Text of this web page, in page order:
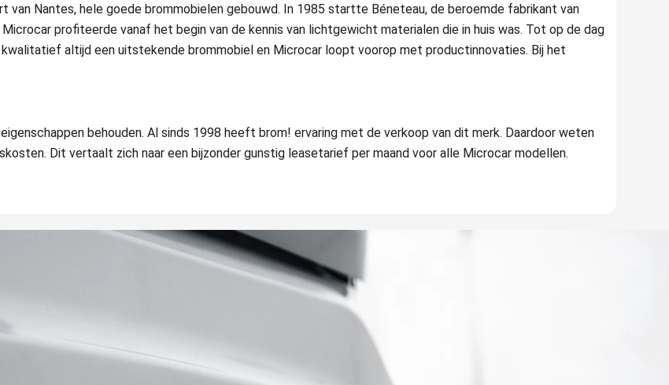
van Nantes, hele goede brommobielen gebouwd. In 1985 startte Béneteau, de beroemde fabrikant van
profiteerde vanaf het begin van de kennis van lichtgewicht materialen die in huis was. Tot op de dag
kwalitatief altijd een uitstekende brommobiel en Microcar loopt voorop met productinnovaties. Bij het
behouden. Al sinds 1998 heeft brom! ervaring met de verkoop van dit merk. Daardoor weten
Dit vertaalt zich naar een bijzonder gunstig leasetarief per maand voor alle Microcar modellen.